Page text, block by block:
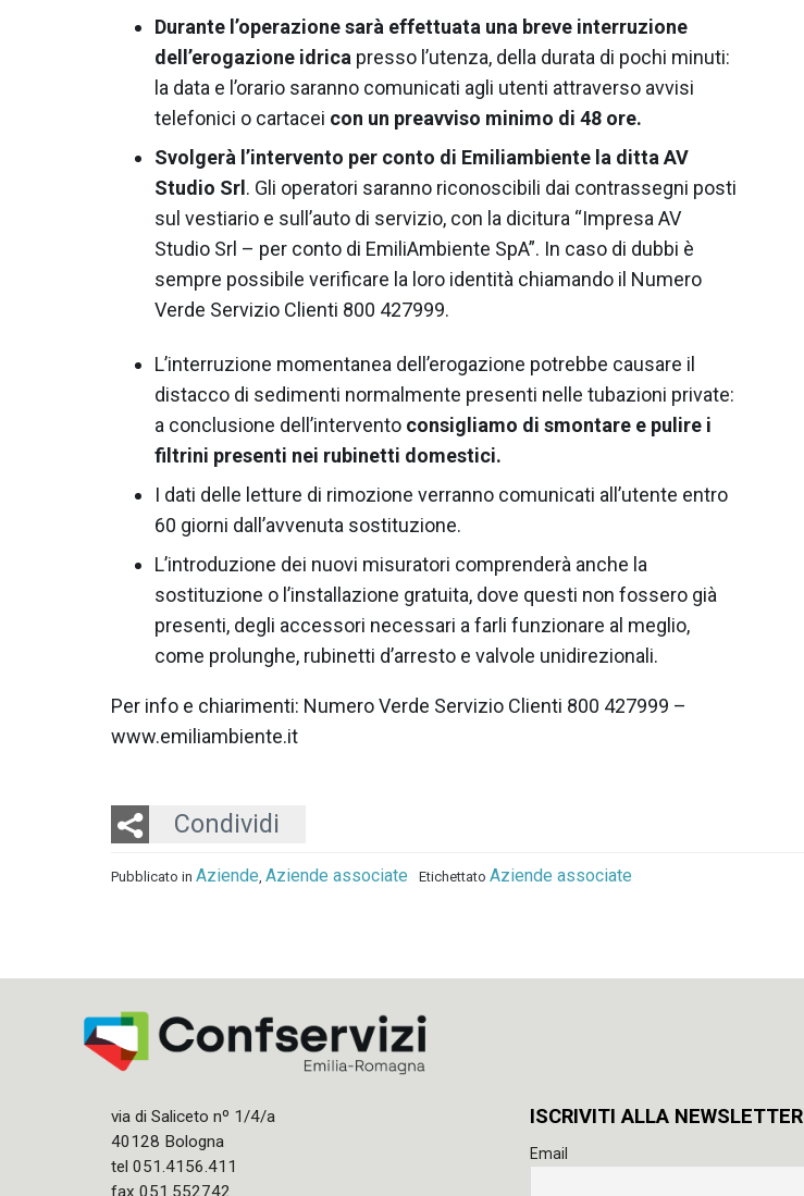
Durante l’operazione sarà effettuata una breve interruzione
dell’erogazione idrica presso l’utenza, della durata di pochi minuti:
la data e l’orario saranno comunicati agli utenti attraverso avvisi
telefonici o cartacei con un preavviso minimo di 48 ore.
Svolgerà l’intervento per conto di Emiliambiente la ditta AV
Studio Srl . Gli operatori saranno riconoscibili dai contrassegni posti
sul vestiario e sull’auto di servizio, con la dicitura “Impresa AV
Studio Srl – per conto di EmiliAmbiente SpA”. In caso di dubbi è
sempre possibile verificare la loro identità chiamando il Numero
Verde Servizio Clienti 800 427999.
L’interruzione momentanea dell’erogazione potrebbe causare il
distacco di sedimenti normalmente presenti nelle tubazioni private:
a conclusione dell’intervento consigliamo di smontare e pulire i
filtrini presenti nei rubinetti domestici.
I dati delle letture di rimozione verranno comunicati all’utente entro
60 giorni dall’avvenuta sostituzione.
L’introduzione dei nuovi misuratori comprenderà anche la
sostituzione o l’installazione gratuita, dove questi non fossero già
presenti, degli accessori necessari a farli funzionare al meglio,
come prolunghe, rubinetti d’arresto e valvole unidirezionali.
Per info e chiarimenti: Numero Verde Servizio Clienti 800 427999 –
www.emiliambiente.it
Condividi
Twitter
LinkedIn
Email
Pubblicato in Aziende, Aziende associate Etichettato Aziende associate
via di Saliceto nº 1/4/a
40128 Bologna
tel 051.4156.411
fax 051.552742
ISCRIVITI ALLA NEWSLETTER
Email